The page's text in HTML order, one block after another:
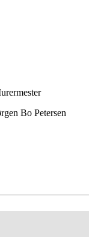
Bo Petersen